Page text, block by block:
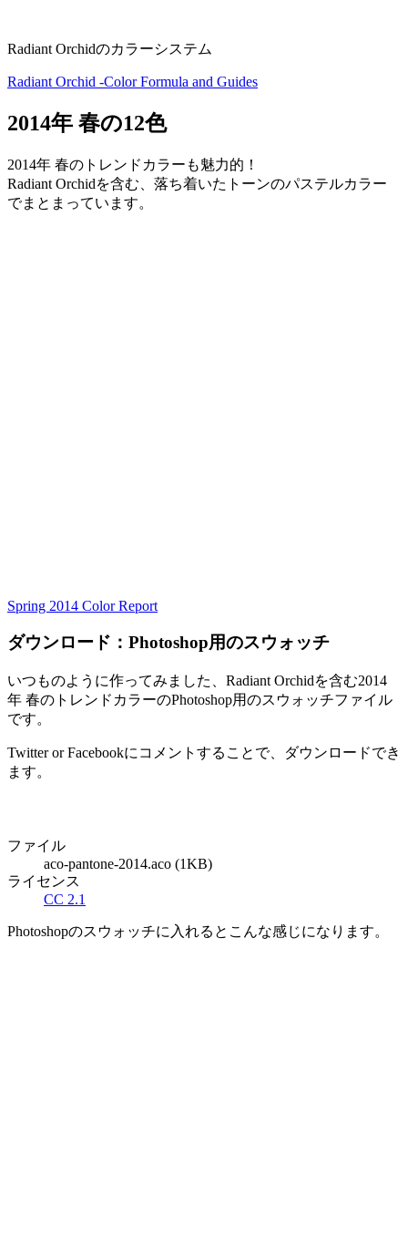
Radiant Orchidのカラーシステム
Radiant Orchid -Color Formula and Guides
2014年 春の12色
2014年 春のトレンドカラーも魅力的！
Radiant Orchidを含む、落ち着いたトーンのパステルカラー
でまとまっています。
Spring 2014 Color Report
ダウンロード：Photoshop用のスウォッチ
いつものように作ってみました、Radiant Orchidを含む2014
年 春のトレンドカラーのPhotoshop用のスウォッチファイル
です。
Twitter or Facebookにコメントすることで、ダウンロードでき
ます。
ファイル
aco-pantone-2014.aco (1KB)
ライセンス
CC 2.1
Photoshopのスウォッチに入れるとこんな感じになります。